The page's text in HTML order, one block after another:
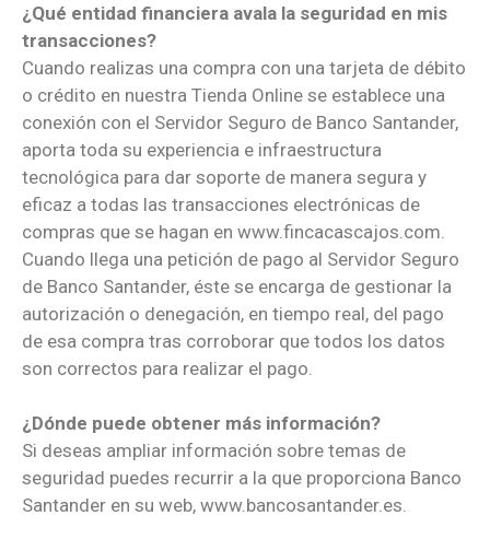
¿Qué entidad financiera avala la seguridad en mis
transacciones?
Cuando realizas una compra con una tarjeta de débito
o crédito en nuestra Tienda Online se establece una
conexión con el Servidor Seguro de Banco Santander,
aporta toda su experiencia e infraestructura
tecnológica para dar soporte de manera segura y
eficaz a todas las transacciones electrónicas de
compras que se hagan en www.fincacascajos.com.
Cuando llega una petición de pago al Servidor Seguro
de Banco Santander, éste se encarga de gestionar la
autorización o denegación, en tiempo real, del pago
de esa compra tras corroborar que todos los datos
son correctos para realizar el pago.
¿Dónde puede obtener más información?
Si deseas ampliar información sobre temas de
seguridad puedes recurrir a la que proporciona Banco
Santander en su web, www.bancosantander.es.